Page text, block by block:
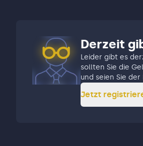
Derzeit
Leider gibt es
sollten Sie die
und seien Sie
Jetzt